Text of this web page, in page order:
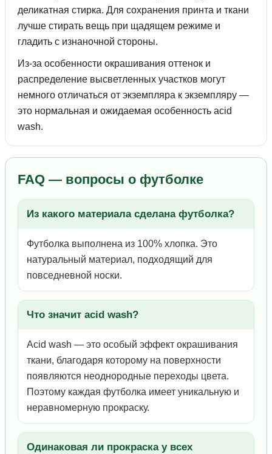
деликатная стирка. Для сохранения принта и ткани
лучше стирать вещь при щадящем режиме и
гладить с изнаночной стороны.
Из-за особенности окрашивания оттенок и
распределение высветленных участков могут
немного отличаться от экземпляра к экземпляру —
это нормальная и ожидаемая особенность acid
wash.
FAQ — вопросы о футболке
Из какого материала сделана футболка?
Футболка выполнена из 100% хлопка. Это
натуральный материал, подходящий для
повседневной носки.
Что значит acid wash?
Acid wash — это особый эффект окрашивания
ткани, благодаря которому на поверхности
появляются неоднородные переходы цвета.
Поэтому каждая футболка имеет уникальную и
неравномерную прокраску.
Одинаковая ли прокраска у всех